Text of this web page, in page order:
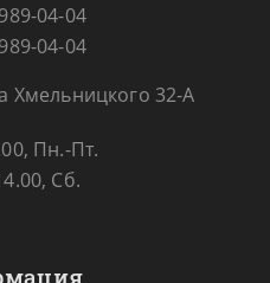
04-04
04-04
Хмельницкого 32-А
Пн.-Пт.
Сб.